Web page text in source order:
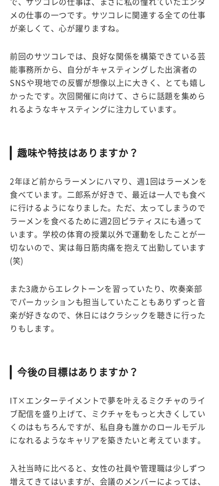
で、サツコレの仕事は、まさに私の憧れていたエンタ
メの仕事の一つです。サツコレに関連する全ての仕事
が楽しくて、心が躍りますね。
前回のサツコレでは、良好な関係を構築できている芸
能事務所から、自分がキャスティングした出演者の
SNSや現地での反響が想像以上に大きく、とても嬉し
かったです。次回開催に向けて、さらに話題を集めら
れるようなキャスティングに注力しています。
趣味や特技はありますか？
2年ほど前からラーメンにハマり、週1回はラーメンを
食べています。二郎系が好きで、最近は一人でも食べ
に行けるようになりました。ただ、太ってしまうので
ラーメンを食べるために週2回ピラティスにも通って
います。学校の体育の授業以外で運動をしたことが一
切ないので、実は毎日筋肉痛を抱えて出勤しています
(笑)
また3歳からエレクトーンを習っていたり、吹奏楽部
でパーカッションも担当していたこともありずっと音
楽が好きなので、休日にはクラシックを聴きに行った
りもします。
今後の目標はありますか？
IT×エンターテイメントで夢を叶えるミクチャのライ
ブ配信を盛り上げて、ミクチャをもっと大きくしてい
くのはもちろんですが、私自身も誰かのロールモデル
になれるようなキャリアを築きたいと考えています。
入社当時に比べると、女性の社員や管理職は少しずつ
増えてきてはいますが、会議のメンバーによっては、